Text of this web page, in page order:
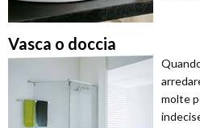
Vasca o doccia
molte